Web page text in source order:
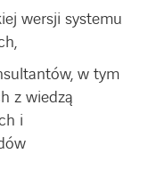
wersji systemu
w tym
z wiedzą
i